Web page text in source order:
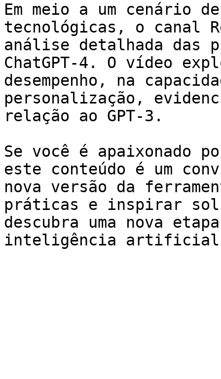
Em meio a um cenário
tecnológicas, o canal
análise detalhada das
ChatGPT-4. O vídeo
desempenho, na
personalização,
relação ao GPT-3.
Se você é apaixonado
este conteúdo é um
nova versão da
práticas e inspirar
descubra uma nova
inteligência